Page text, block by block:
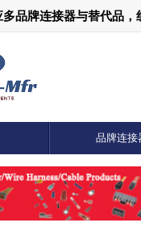
品牌连接器与替代品
品牌连接